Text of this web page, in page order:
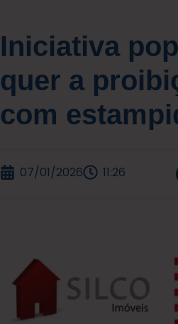
Iniciativa
quer a
com
07/01/2026 11:26